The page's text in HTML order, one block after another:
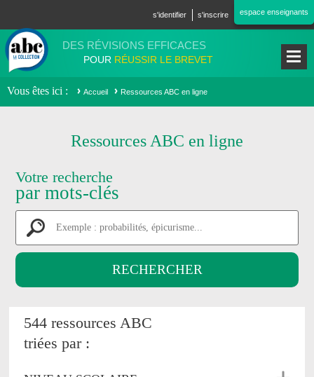
s'identifier s'inscrire espace enseignants
DES RÉVISIONS EFFICACES
POUR RÉUSSIR LE BREVET
Vous êtes ici Accueil Ressources ABC en ligne
Ressources ABC en ligne
Votre recherche
par mots-clés
544 ressources ABC
triées par :